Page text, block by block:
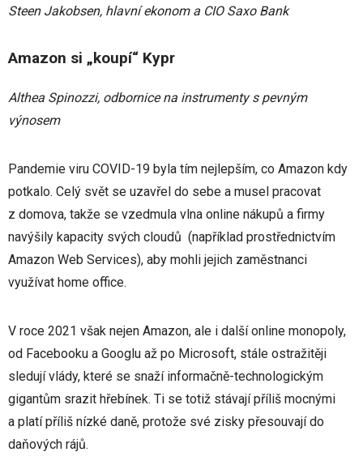
Steen Jakobsen, hlavní ekonom a CIO Saxo Bank
Amazon si „koupí“ Kypr
Althea Spinozzi, odbornice na instrumenty s pevným
výnosem
Pandemie viru COVID-19 byla tím nejlepším, co Amazon kdy
potkalo. Celý svět se uzavřel do sebe a musel pracovat
z domova, takže se vzedmula vlna online nákupů a firmy
navýšily kapacity svých cloudů (například prostřednictvím
Amazon Web Services), aby mohli jejich zaměstnanci
využívat home office.
V roce 2021 však nejen Amazon, ale i další online monopoly,
od Facebooku a Googlu až po Microsoft, stále ostražitěji
sledují vlády, které se snaží informačně-technologickým
gigantům srazit hřebínek. Ti se totiž stávají příliš mocnými
a platí příliš nízké daně, protože své zisky přesouvají do
daňových rájů.